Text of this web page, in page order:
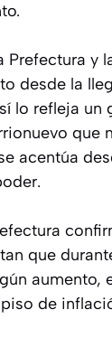
Prefectura y
desde la
lo refleja un
que
acentúa
que
aumento,
de